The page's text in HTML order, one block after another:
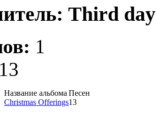
Third day
1
Название альбома Песен
Christmas Offerings13